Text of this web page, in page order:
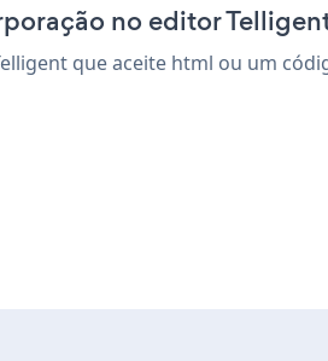
no editor
que aceite html ou um